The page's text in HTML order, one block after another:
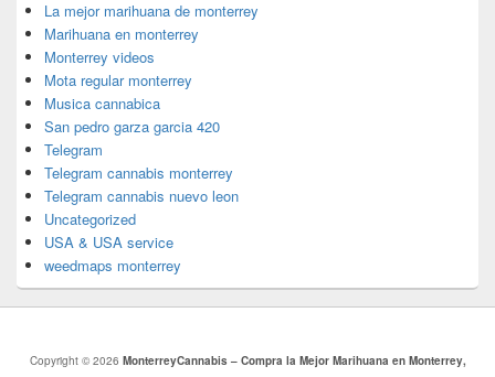
La mejor marihuana de monterrey
Marihuana en monterrey
Monterrey videos
Mota regular monterrey
Musica cannabica
San pedro garza garcia 420
Telegram
Telegram cannabis monterrey
Telegram cannabis nuevo leon
Uncategorized
USA & USA service
weedmaps monterrey
Copyright © 2026 MonterreyCannabis – Compra la Mejor Marihuana en Monterrey,